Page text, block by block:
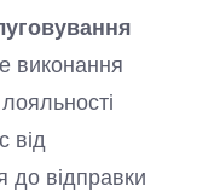
виконання
від
до відправки